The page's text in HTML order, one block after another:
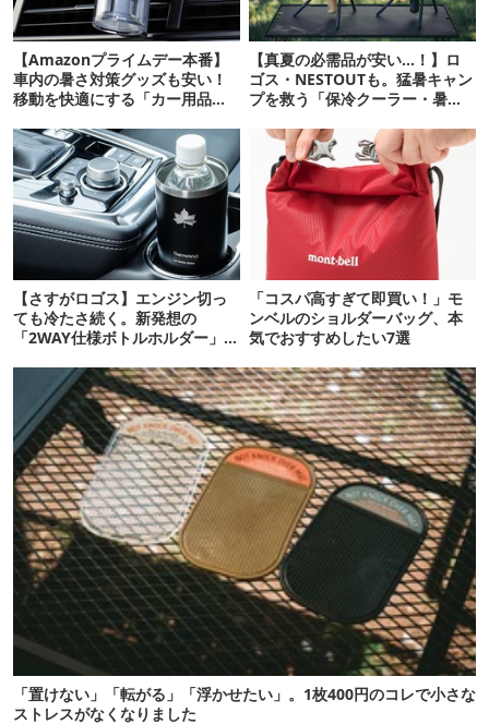
【Amazonプライムデー本番】
車内の暑さ対策グッズも安い！
移動を快適にする「カー用品」
【真夏の必需品が安い…！】ロ
ゴス・NESTOUTも。猛暑キャン
プを救う「保冷クーラー・暑さ
【さすがロゴス】エンジン切っ
ても冷たさ続く。新発想の
「2WAY仕様ボトルホルダー」が
「コスパ高すぎて即買い！」モ
ンベルのショルダーバッグ、本
気でおすすめしたい7選
「置けない」「転がる」「浮かせたい」。1枚400円のコレで小さな
ストレスがなくなりました